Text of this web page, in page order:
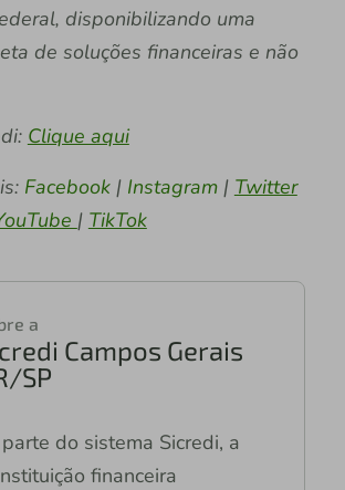
disponibilizando uma
de soluções financeiras e não
Clique aqui
Facebook | Instagram | Twitter
| TikTok
a
Campos Gerais
SP
do sistema Sicredi, a
financeira